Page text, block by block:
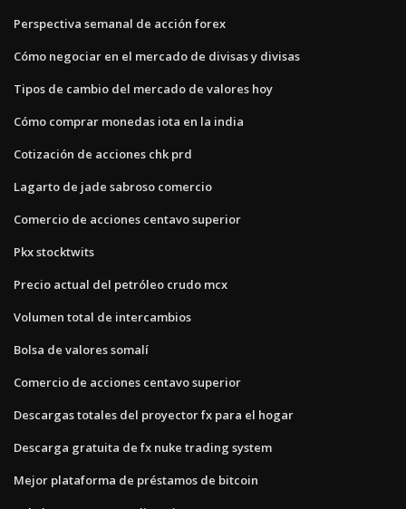
Perspectiva semanal de acción forex
Cómo negociar en el mercado de divisas y divisas
Tipos de cambio del mercado de valores hoy
Cómo comprar monedas iota en la india
Cotización de acciones chk prd
Lagarto de jade sabroso comercio
Comercio de acciones centavo superior
Pkx stocktwits
Precio actual del petróleo crudo mcx
Volumen total de intercambios
Bolsa de valores somalí
Comercio de acciones centavo superior
Descargas totales del proyector fx para el hogar
Descarga gratuita de fx nuke trading system
Mejor plataforma de préstamos de bitcoin